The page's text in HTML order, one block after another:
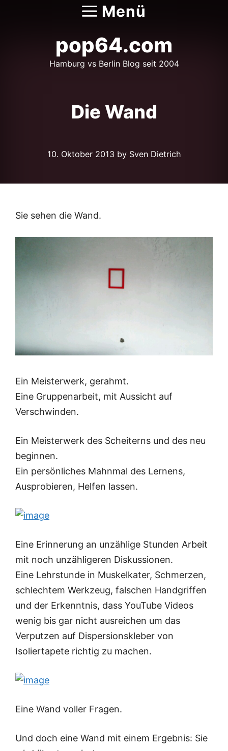
Menü
pop64.com
Hamburg vs Berlin Blog seit 2004
Die Wand
10. Oktober 2013by Sven Dietrich
Sie sehen die Wand.
Ein Meisterwerk, gerahmt.
Eine Gruppenarbeit, mit Aussicht auf
Verschwinden.
Ein Meisterwerk des Scheiterns und des neu
beginnen.
Ein persönliches Mahnmal des Lernens,
Ausprobieren, Helfen lassen.
Eine Erinnerung an unzählige Stunden Arbeit
mit noch unzähligeren Diskussionen.
Eine Lehrstunde in Muskelkater, Schmerzen,
schlechtem Werkzeug, falschen Handgriffen
und der Erkenntnis, dass YouTube Videos
wenig bis gar nicht ausreichen um das
Verputzen auf Dispersionskleber von
Isoliertapete richtig zu machen.
Eine Wand voller Fragen.
Und doch eine Wand mit einem Ergebnis: Sie